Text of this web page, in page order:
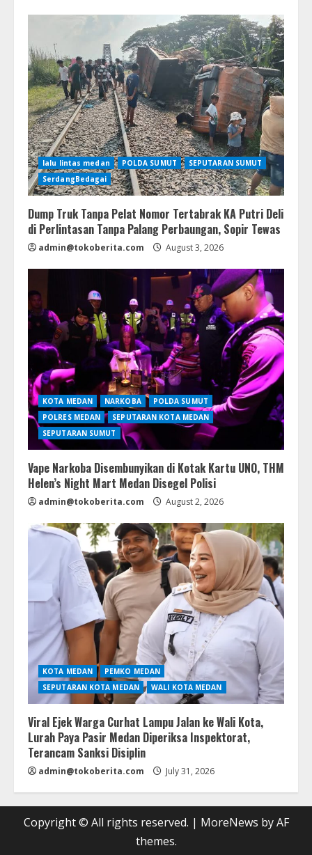
lalu lintas medan POLDA SUMUT
SEPUTARAN SUMUT
SerdangBedagai
Dump Truk Tanpa Pelat Nomor Tertabrak KA Putri Deli
di Perlintasan Tanpa Palang Perbaungan, Sopir Tewas
admin@tokoberita.com August 3, 2026
KOTA MEDAN NARKOBA
POLDA SUMUT
POLRES MEDAN
SEPUTARAN KOTA MEDAN
SEPUTARAN SUMUT
Vape Narkoba Disembunyikan di Kotak Kartu UNO, THM
Helen’s Night Mart Medan Disegel Polisi
admin@tokoberita.com August 2, 2026
KOTA MEDAN
PEMKO MEDAN
SEPUTARAN KOTA MEDAN
WALI KOTA MEDAN
Viral Ejek Warga Curhat Lampu Jalan ke Wali Kota,
Lurah Paya Pasir Medan Diperiksa Inspektorat,
Terancam Sanksi Disiplin
admin@tokoberita.com July 31, 2026
Copyright © All rights reserved. | MoreNews by AF
themes.